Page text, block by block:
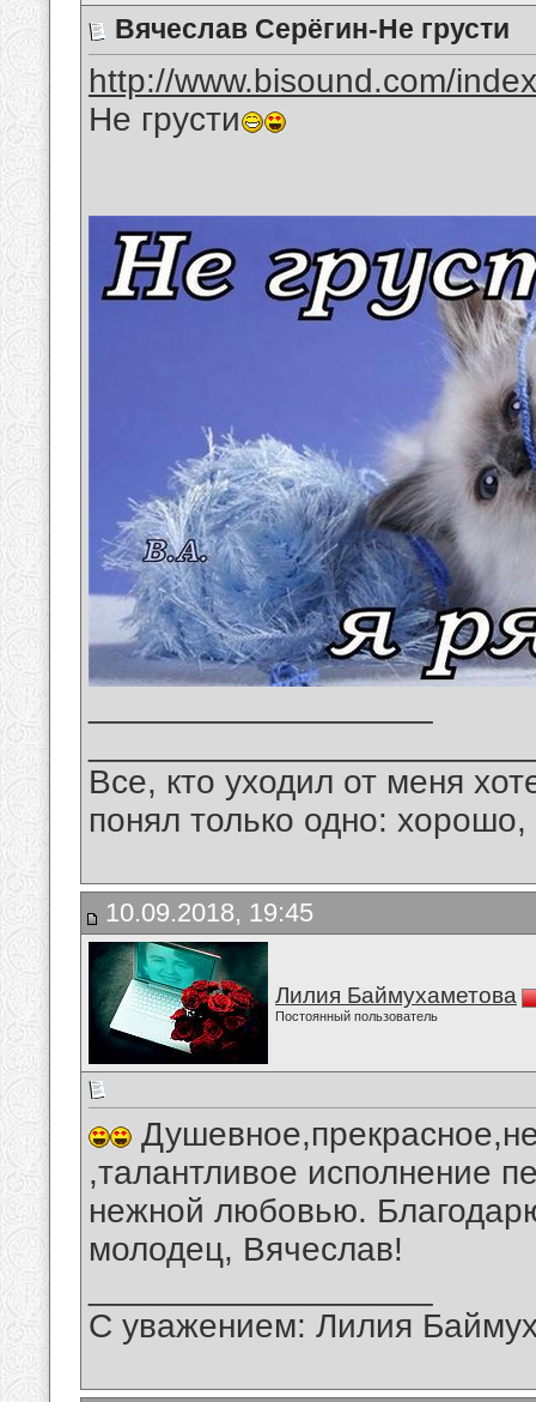
Вячеслав Серёгин-Не грусти
http://www.bisound.com/
Не грусти
Все, кто уходил от меня
понял только одно:
10.09.2018, 19:45
Лилия Баймухаметова
Постоянный пользователь
,талантливое исполнение
нежной любовью.
молодец, Вячеслав!
С уважением: Лилия